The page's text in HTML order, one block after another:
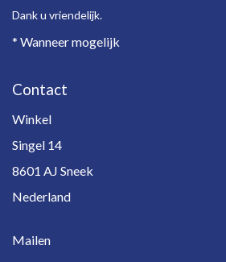
Dank u vriendelijk.
* Wanneer mogelijk
Contact
Winkel
Singel 14
8601 AJ Sneek
Nederland
Mailen